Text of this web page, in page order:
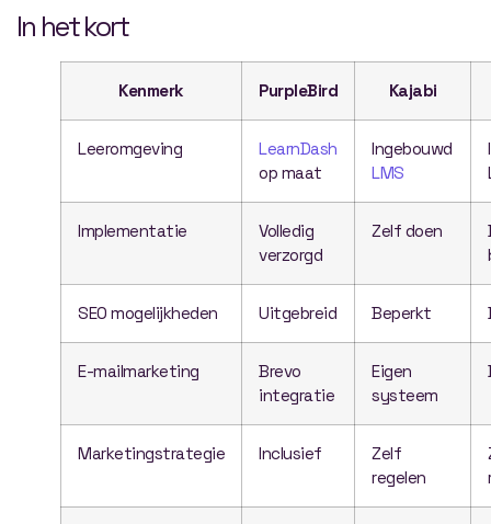
In het kort
Kenmerk PurpleBird Kajabi
Leeromgeving
LearnDash
op maat
Ingebouwd
LMS
Implementatie
Volledig
verzorgd
Zelf doen
SEO mogelijkheden Uitgebreid Beperkt
E-mailmarketing
Brevo
integratie
Eigen
systeem
Marketingstrategie Inclusief
Zelf
regelen